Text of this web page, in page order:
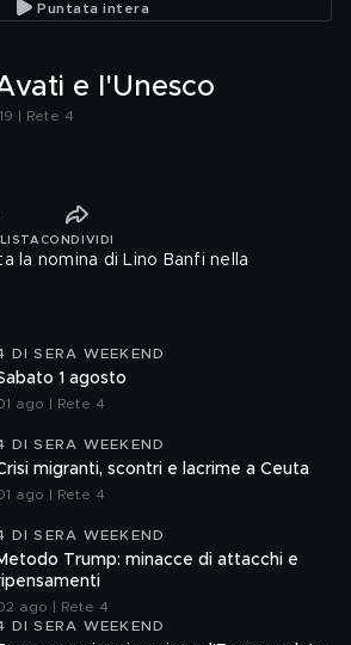
Puntata intera
e l'Unesco
| Rete 4
CONDIVIDI
la nomina di Lino Banfi nella
DI SERA WEEKEND
1 agosto
ago | Rete 4
DI SERA WEEKEND
migranti, scontri e lacrime a Ceuta
ago | Rete 4
DI SERA WEEKEND
Trump: minacce di attacchi e
ago | Rete 4
DI SERA WEEKEND